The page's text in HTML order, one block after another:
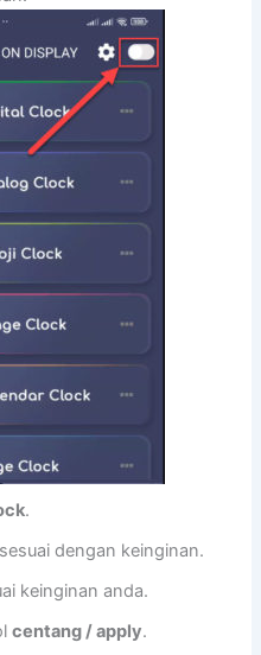
.
dengan keinginan.
keinginan anda.
centang / apply.